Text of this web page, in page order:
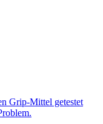
Grip-Mittel getestet